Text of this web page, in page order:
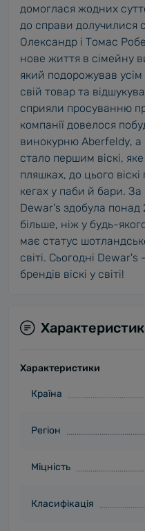
домоглася жодних
до справи
Олександр і Томас
нове життя в сімейну
який подорожував
свій товар та
сприяли просуванню
компанії довелося
винокурню Aberfeldy, а
стало першим віскі,
пляшках, до цього
кегах у паби й бари. За
Dewar's здобула
більше, ніж у будь-
має статус
світі. Сьогодні
брендів віскі у світі!
Характеристики
Країна
Регіон
Міцність
Класифікація